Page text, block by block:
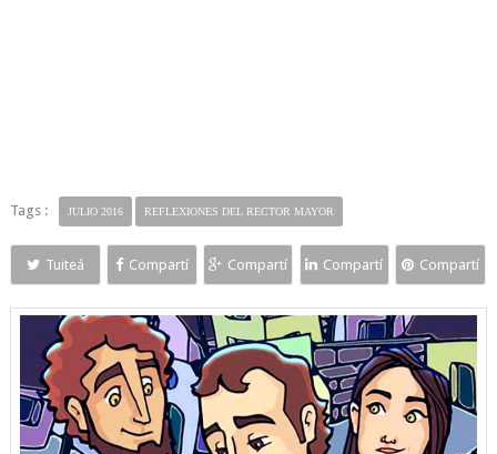
Tags : JULIO 2016 REFLEXIONES DEL RECTOR MAYOR
Tuiteá Compartí Compartí Compartí Compartí